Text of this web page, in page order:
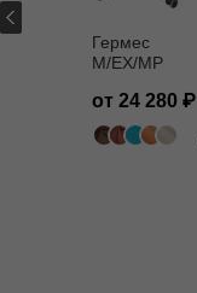
Гермес
M/EX/MP
от 24 280